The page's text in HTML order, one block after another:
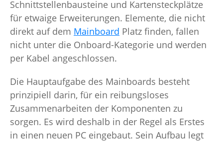
Schnittstellenbausteine und Kartensteckplätze
für etwaige Erweiterungen. Elemente, die nicht
direkt auf dem Mainboard Platz finden, fallen
nicht unter die Onboard-Kategorie und werden
per Kabel angeschlossen.
Die Hauptaufgabe des Mainboards besteht
prinzipiell darin, für ein reibungsloses
Zusammenarbeiten der Komponenten zu
sorgen. Es wird deshalb in der Regel als Erstes
in einen neuen PC eingebaut. Sein Aufbau legt